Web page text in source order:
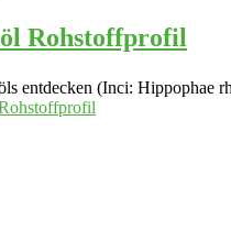
Rohstoffprofil
entdecken (Inci: Hippophae